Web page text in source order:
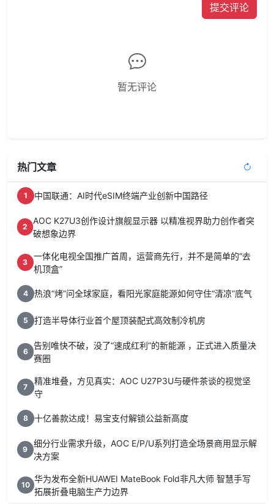
提交评论
暂无评论
热门文章
1 中国联通：AI时代eSIM终端产业创新中国路径
2
AOC K27U3创作设计旗舰显示器 以精准视界助力创作者突
破想象边界
3
一体化电视全国推广首周，运营商先行，并不是简单的“去
机顶盒”
4 热浪“烤”问全球家庭，看阳光家庭能源如何守住“清凉”底气
5 打造半导体行业首个屋顶装配式高效制冷机房
6
告别唯快不破，没了“速成红利”的新能源 ，正式进入质量决
赛圈
7
精准堆叠，方见真实：AOC U27P3U与硬件茶谈的视觉坚
守
8 十亿善款达成！易宝支付解锁公益新高度
9
细分行业需求升级，AOC E/P/U系列打造全场景商用显示解
决方案
10
华为发布全新HUAWEI MateBook Fold非凡大师 智慧手写
拓展折叠电脑生产力边界